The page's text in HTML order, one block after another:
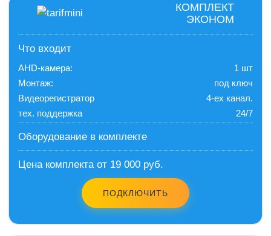
КОМПЛЕКТ
ЭКОНОМ
Что входит
AHD-камера:
1 шт
Монтаж:
под ключ
Видеорегистратор
4-ех канал.
тех. поддержка
24/7
Оборудование в комплекте
Цена комплекта от 19 000 руб.
ПОДКЛЮЧИТЬ